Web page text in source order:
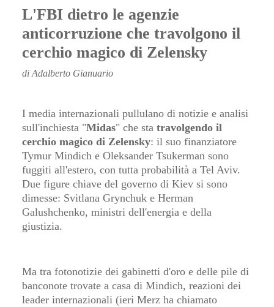
L'FBI dietro le agenzie
anticorruzione che travolgono il
cerchio magico di Zelensky
di Adalberto Gianuario
I media internazionali pullulano di notizie e analisi
sull'inchiesta "Midas" che sta travolgendo il
cerchio magico di Zelensky: il suo finanziatore
Tymur Mindich e Oleksander Tsukerman sono
fuggiti all'estero, con tutta probabilità a Tel Aviv.
Due figure chiave del governo di Kiev si sono
dimesse: Svitlana Grynchuk e Herman
Galushchenko, ministri dell'energia e della
giustizia.
Ma tra fotonotizie dei gabinetti d'oro e delle pile di
banconote trovate a casa di Mindich, reazioni dei
leader internazionali (ieri Merz ha chiamato